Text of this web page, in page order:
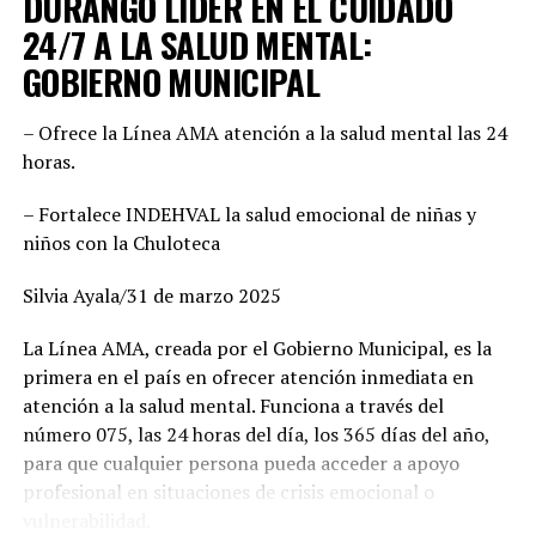
UP NEXT
FISCALIA ANTICORRUPCION BUSCA A EXSECRETARIO DE
FINANZAS
NO DEJES DE VER
PRESENTAN INICIATIVA PARA “LEY ALINA”
perfiles para enfrentar el reto electoral. “No hay un solo
municipio negociado ni entregado. Hemos construido un
equipo basado en el mérito, la cercanía con la
posición fue revisada con responsabilidad. Hoy estamos
seguros de que vamos con las y los mejores”, enfatizó,
convicción de ofrecer gobiernos confiables, integrados
por mujeres y hombres de trayectoria probada, leales y
comprometidos con su comunidad.
Por su parte, Mario Salazar destacó el trabajo técnico y
jurídico que permitió solventar las observaciones del
Instituto Electoral para garantizar la validez del
registro de las candidaturas comunes. “Estamos listos
para arrancar. Tenemos una fórmula fuerte, con perfiles
honestos y profesionales que sabrán gobernar bien. Lo
24/7 A LA SALUD MENTAL:
GOBIERNO MUNICIPAL
– Ofrece la Línea AMA atención a la salud mental las 24
horas.
– Fortalece INDEHVAL la salud emocional de niñas y
niños con la Chuloteca
Silvia Ayala/31 de marzo 2025
La Línea AMA, creada por el Gobierno Municipal, es la
primera en el país en ofrecer atención inmediata en
atención a la salud mental. Funciona a través del
número 075, las 24 horas del día, los 365 días del año,
para que cualquier persona pueda acceder a apoyo
profesional en situaciones de crisis emocional o